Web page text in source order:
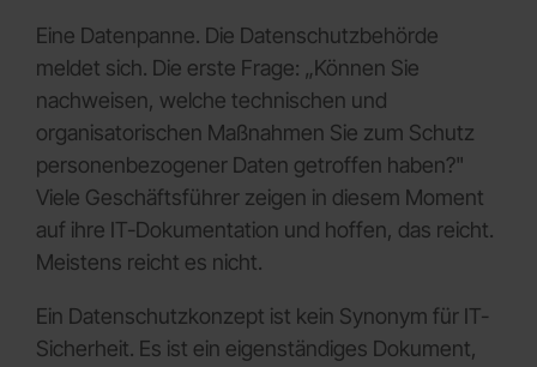
Eine Datenpanne. Die Datenschutzbehörde
meldet sich. Die erste Frage: „Können Sie
nachweisen, welche technischen und
organisatorischen Maßnahmen Sie zum Schutz
personenbezogener Daten getroffen haben?"
Viele Geschäftsführer zeigen in diesem Moment
auf ihre IT-Dokumentation und hoffen, das reicht.
Meistens reicht es nicht.
Ein Datenschutzkonzept ist kein Synonym für IT-
Sicherheit. Es ist ein eigenständiges Dokument,